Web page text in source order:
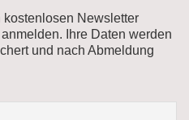
Newsletter
Ihre Daten werden
und nach Abmeldung